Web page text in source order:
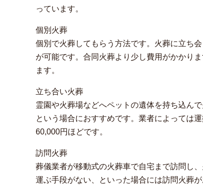
っています。
個別火葬
個別で火葬してもらう方法です。火葬に立ち
が可能です。合同火葬より少し費用がかかり
ます。
立ち合い火葬
霊園や火葬場などへペットの遺体を持ち込ん
という場合におすすめです。業者によっては
60,000円ほどです。
訪問火葬
葬儀業者が移動式の火葬車で自宅まで訪問し
運ぶ手段がない、といった場合には訪問火葬